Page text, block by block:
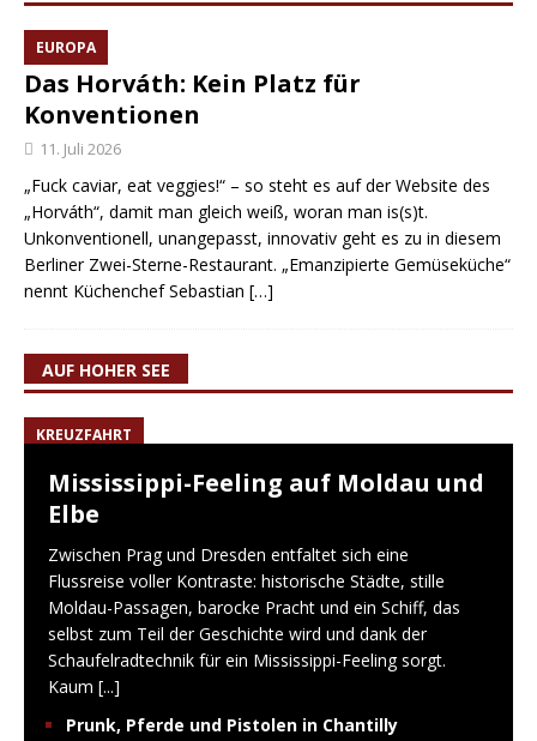
EUROPA
Das Horváth: Kein Platz für
Konventionen
11. Juli 2026
„Fuck caviar, eat veggies!“ – so steht es auf der Website des
„Horváth“, damit man gleich weiß, woran man is(s)t.
Unkonventionell, unangepasst, innovativ geht es zu in diesem
Berliner Zwei-Sterne-Restaurant. „Emanzipierte Gemüseküche“
nennt Küchenchef Sebastian […]
AUF HOHER SEE
KREUZFAHRT
Mississippi-Feeling auf Moldau und
Elbe
Zwischen Prag und Dresden entfaltet sich eine
Flussreise voller Kontraste: historische Städte, stille
Moldau-Passagen, barocke Pracht und ein Schiff, das
selbst zum Teil der Geschichte wird und dank der
Schaufelradtechnik für ein Mississippi-Feeling sorgt.
Kaum [...]
Prunk, Pferde und Pistolen in Chantilly